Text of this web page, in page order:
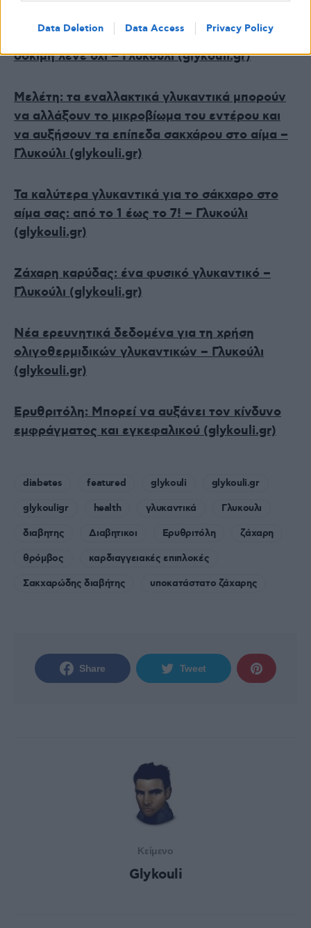
Data Deletion Data Access Privacy Policy
Τα γλυκαντικά αυξάνουν την όρεξή σας; Νέα
στοιχεία από τυχαιοποιημένη ελεγχόμενη
δοκιμή λένε όχι – Γλυκούλι (glykouli.gr)
Μελέτη: τα εναλλακτικά γλυκαντικά μπορούν
να αλλάξουν το μικροβίωμα του εντέρου και
να αυξήσουν τα επίπεδα σακχάρου στο αίμα –
Γλυκούλι (glykouli.gr)
Τα καλύτερα γλυκαντικά για το σάκχαρο στο
αίμα σας: από το 1 έως το 7! – Γλυκούλι
(glykouli.gr)
Ζάχαρη καρύδας: ένα φυσικό γλυκαντικό –
Γλυκούλι (glykouli.gr)
Νέα ερευνητικά δεδομένα για τη χρήση
ολιγοθερμιδικών γλυκαντικών – Γλυκούλι
(glykouli.gr)
Ερυθριτόλη: Mπορεί να αυξάνει τον κίνδυνο
εμφράγματος και εγκεφαλικού (glykouli.gr)
diabetes featured glykouli
glykouli.gr
glykouligr
health γλυκαντικά
Γλυκουλι
διαβητης
Διαβητικοι Ερυθριτόλη
ζάχαρη
θρόμβος
καρδιαγγειακές επιπλοκές
Σακχαρώδης διαβήτης
υποκατάστατο ζάχαρης
Share Tweet
Κείμενο
Glykouli